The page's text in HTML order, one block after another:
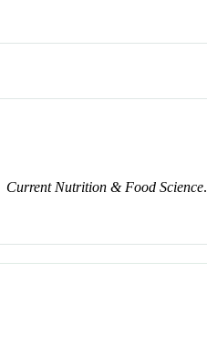
Current Nutrition & Food Science.